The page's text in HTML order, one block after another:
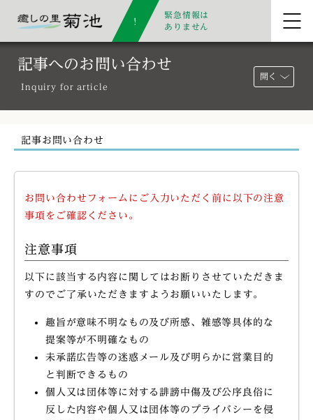
緊急情報は
ありません
記事へのお問い合わせ
Inquiry for article
開く
記事お問い合わせ
お問い合わせフォームにご入力いただく前に以下の注意
事項をご確認ください。
注意事項
以下に該当する内容に関してはお断りさせていただきま
すのでご了承いただきますようお願いいたします。
趣旨が意味不明なもの及び所感、雑感等具体的な
提案等が不明確なもの
未承諾広告等の迷惑メール及び明らかに営業目的
と判断できるもの
個人又は団体等に対する誹謗中傷及び公序良俗に
反した内容や個人又は団体等のプライバシーを侵